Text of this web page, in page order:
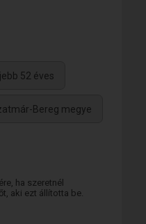
52 éves
Bereg megye
ha szeretnél
aki ezt állította be.